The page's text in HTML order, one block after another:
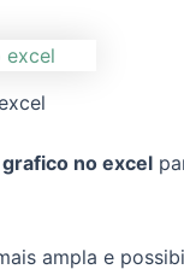
no excel
ampla e